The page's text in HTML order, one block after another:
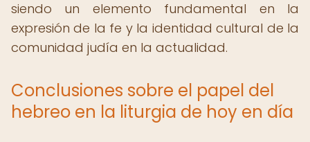
siendo un elemento fundamental en la
expresión de la fe y la identidad cultural de la
comunidad judía en la actualidad.
Conclusiones sobre el papel del
hebreo en la liturgia de hoy en día